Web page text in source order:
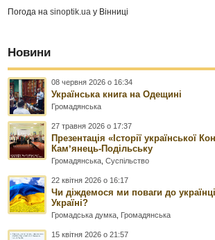
Погода наsinoptik.ua у Вінниці
Новини
08 червня 2026 о 16:34
Українська книга на Одещині
Громадянська
27 травня 2026 о 17:37
Презентація «Історії української
Камʼянець-Подільську
Громадянська ,Суспільство
22 квітня 2026 о 16:17
Чи діждемося ми поваги до
Україні?
Громадська думка Громадянська
15 квітня 2026 о 21:57